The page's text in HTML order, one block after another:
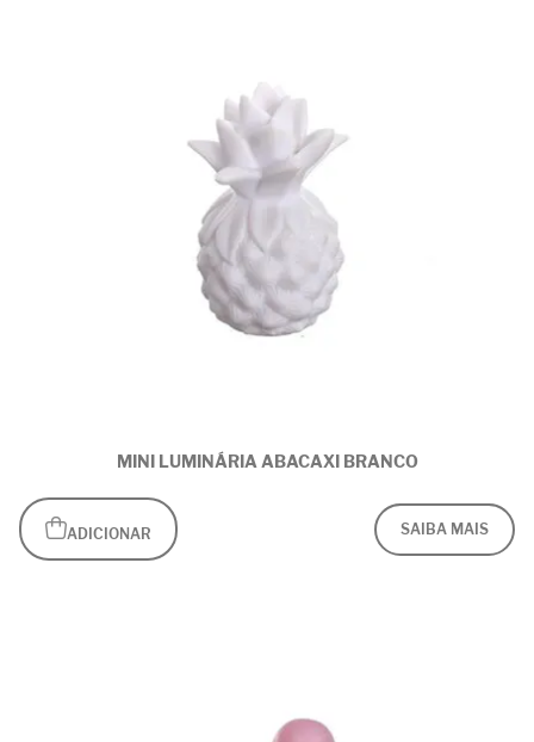
MINI LUMINÁRIA ABACAXI BRANCO
ADICIONAR SAIBA MAIS